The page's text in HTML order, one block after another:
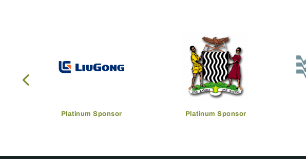
Platinum Sponsor Platinum Sponsor